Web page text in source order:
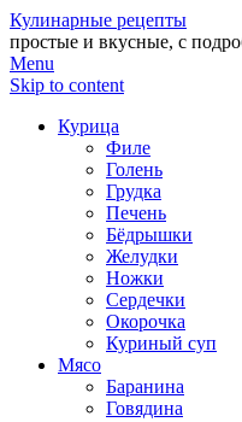
Кулинарные рецепты
простые и вкусные, с
Menu
Skip to content
Курица
Филе
Голень
Грудка
Печень
Бёдрышки
Желудки
Ножки
Сердечки
Окорочка
Куриный суп
Мясо
Баранина
Говядина